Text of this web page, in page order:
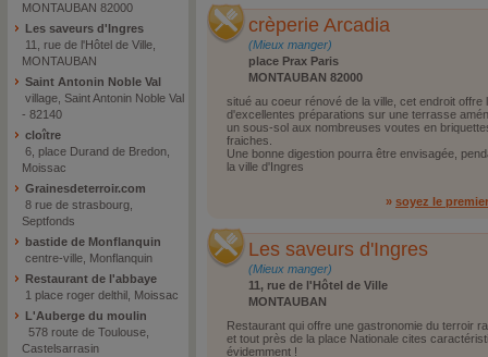
MONTAUBAN 82000
Les saveurs d'Ingres
11, rue de l'Hôtel de Ville,
MONTAUBAN
Saint Antonin Noble Val
village, Saint Antonin Noble Val
- 82140
cloître
6, place Durand de Bredon,
Moissac
Grainesdeterroir.com
8 rue de strasbourg,
Septfonds
bastide de Monflanquin
centre-ville, Monflanquin
Restaurant de l'abbaye
1 place roger delthil, Moissac
L'Auberge du moulin
578 route de Toulouse,
Castelsarrasin
crèperie Arcadia
(Mieux manger)
place Prax Paris
MONTAUBAN 82000
situé au coeur rénové de la ville, cet endroit offre
d'excellentes préparations sur une terrasse
un sous-sol aux nombreuses voutes en
fraiches.
Une bonne digestion pourra être envisagée,
la ville d'Ingres
» soyez le
Les saveurs d'Ingres
(Mieux manger)
11, rue de l'Hôtel de Ville
MONTAUBAN
Restaurant qui offre une gastronomie du terroir
et tout près de la place Nationale cites
évidemment !